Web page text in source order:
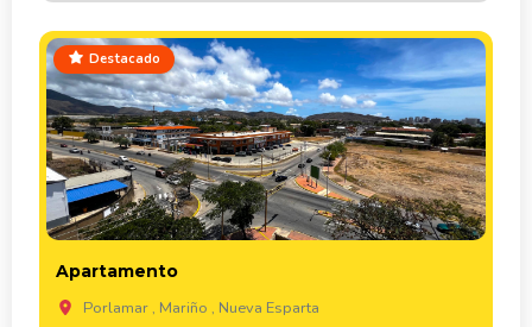
Destacado
Apartamento
Porlamar , Mariño , Nueva Esparta